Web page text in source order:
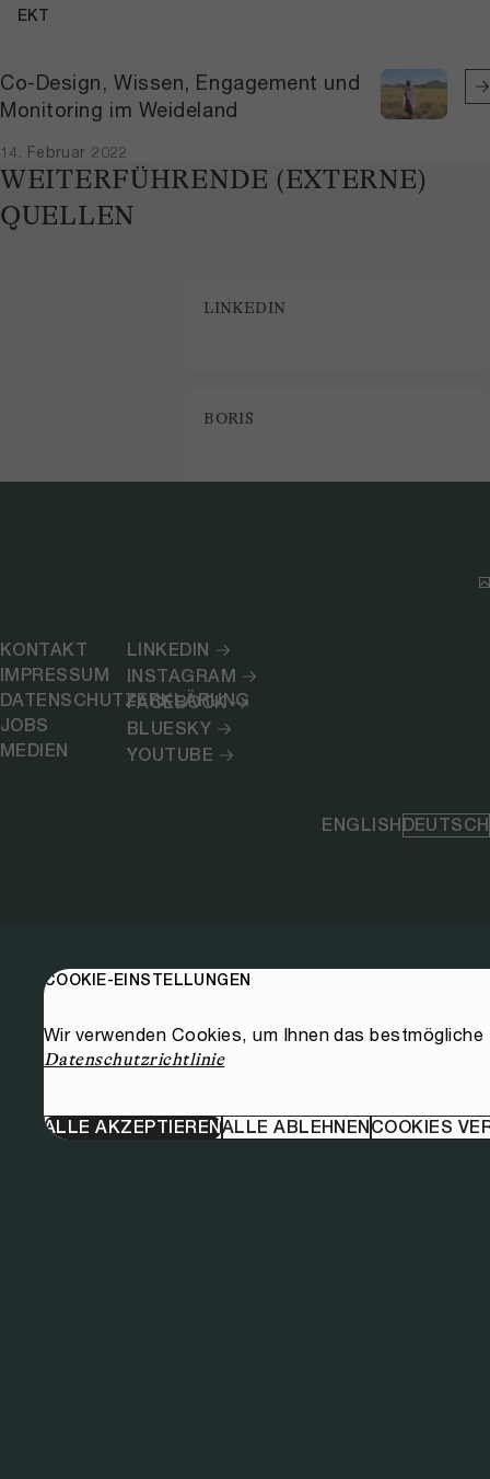
Co-Design, Wissen, Engagement und
Monitoring im Weideland
14. Februar 2022
EKT
WEITERFÜHRENDE (EXTERNE)
QUELLEN
LINKEDIN
BORIS
KONTAKT
IMPRESSUM
DATENSCHUTZERKLÄRUNG
JOBS
MEDIEN
LINKEDIN
INSTAGRAM
FACEBOOK
BLUESKY
YOUTUBE
ENGLISHDEUTSCH
COOKIE-EINSTELLUNGEN
Wir verwenden Cookies, um Ihnen das
Datenschutzrichtlinie
ALLE AKZEPTIERENALLE ABLEHNENCOOKIES